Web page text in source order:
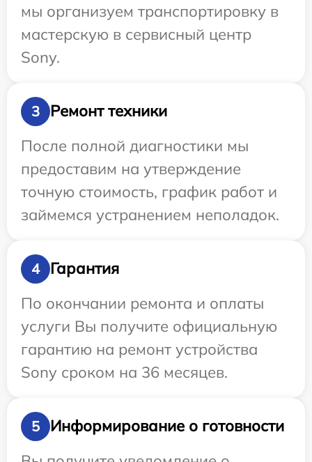
мы организуем транспортировку в
мастерскую в сервисный центр
Sony.
3
Ремонт техники
После полной диагностики мы
предоставим на утверждение
точную стоимость, график работ и
займемся устранением неполадок.
4
Гарантия
По окончании ремонта и оплаты
услуги Вы получите официальную
гарантию на ремонт устройства
Sony сроком на 36 месяцев.
5
Информирование о готовности